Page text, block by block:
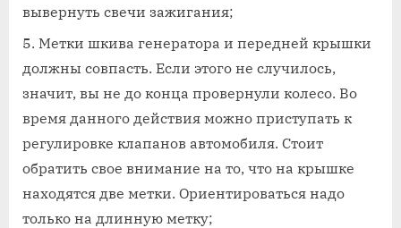
вывернуть свечи зажигания;
Метки шкива генератора и передней крышки
должны совпасть. Если этого не случилось,
значит, вы не до конца провернули колесо. Во
время данного действия можно приступать к
регулировке клапанов автомобиля. Стоит
обратить свое внимание на то, что на крышке
находятся две метки. Ориентироваться надо
только на длинную метку;